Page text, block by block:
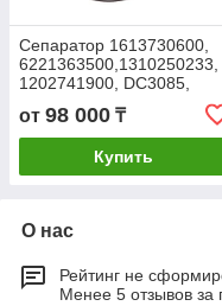
Сепаратор 1613730600,
6221363500,1310250233,
1202741900, DC3085,
2901007000, 2903101000,
6219098300, AKS304
от 98 000 ₸
Купить
О нас
Рейтинг не
Менее 5 отзывов за